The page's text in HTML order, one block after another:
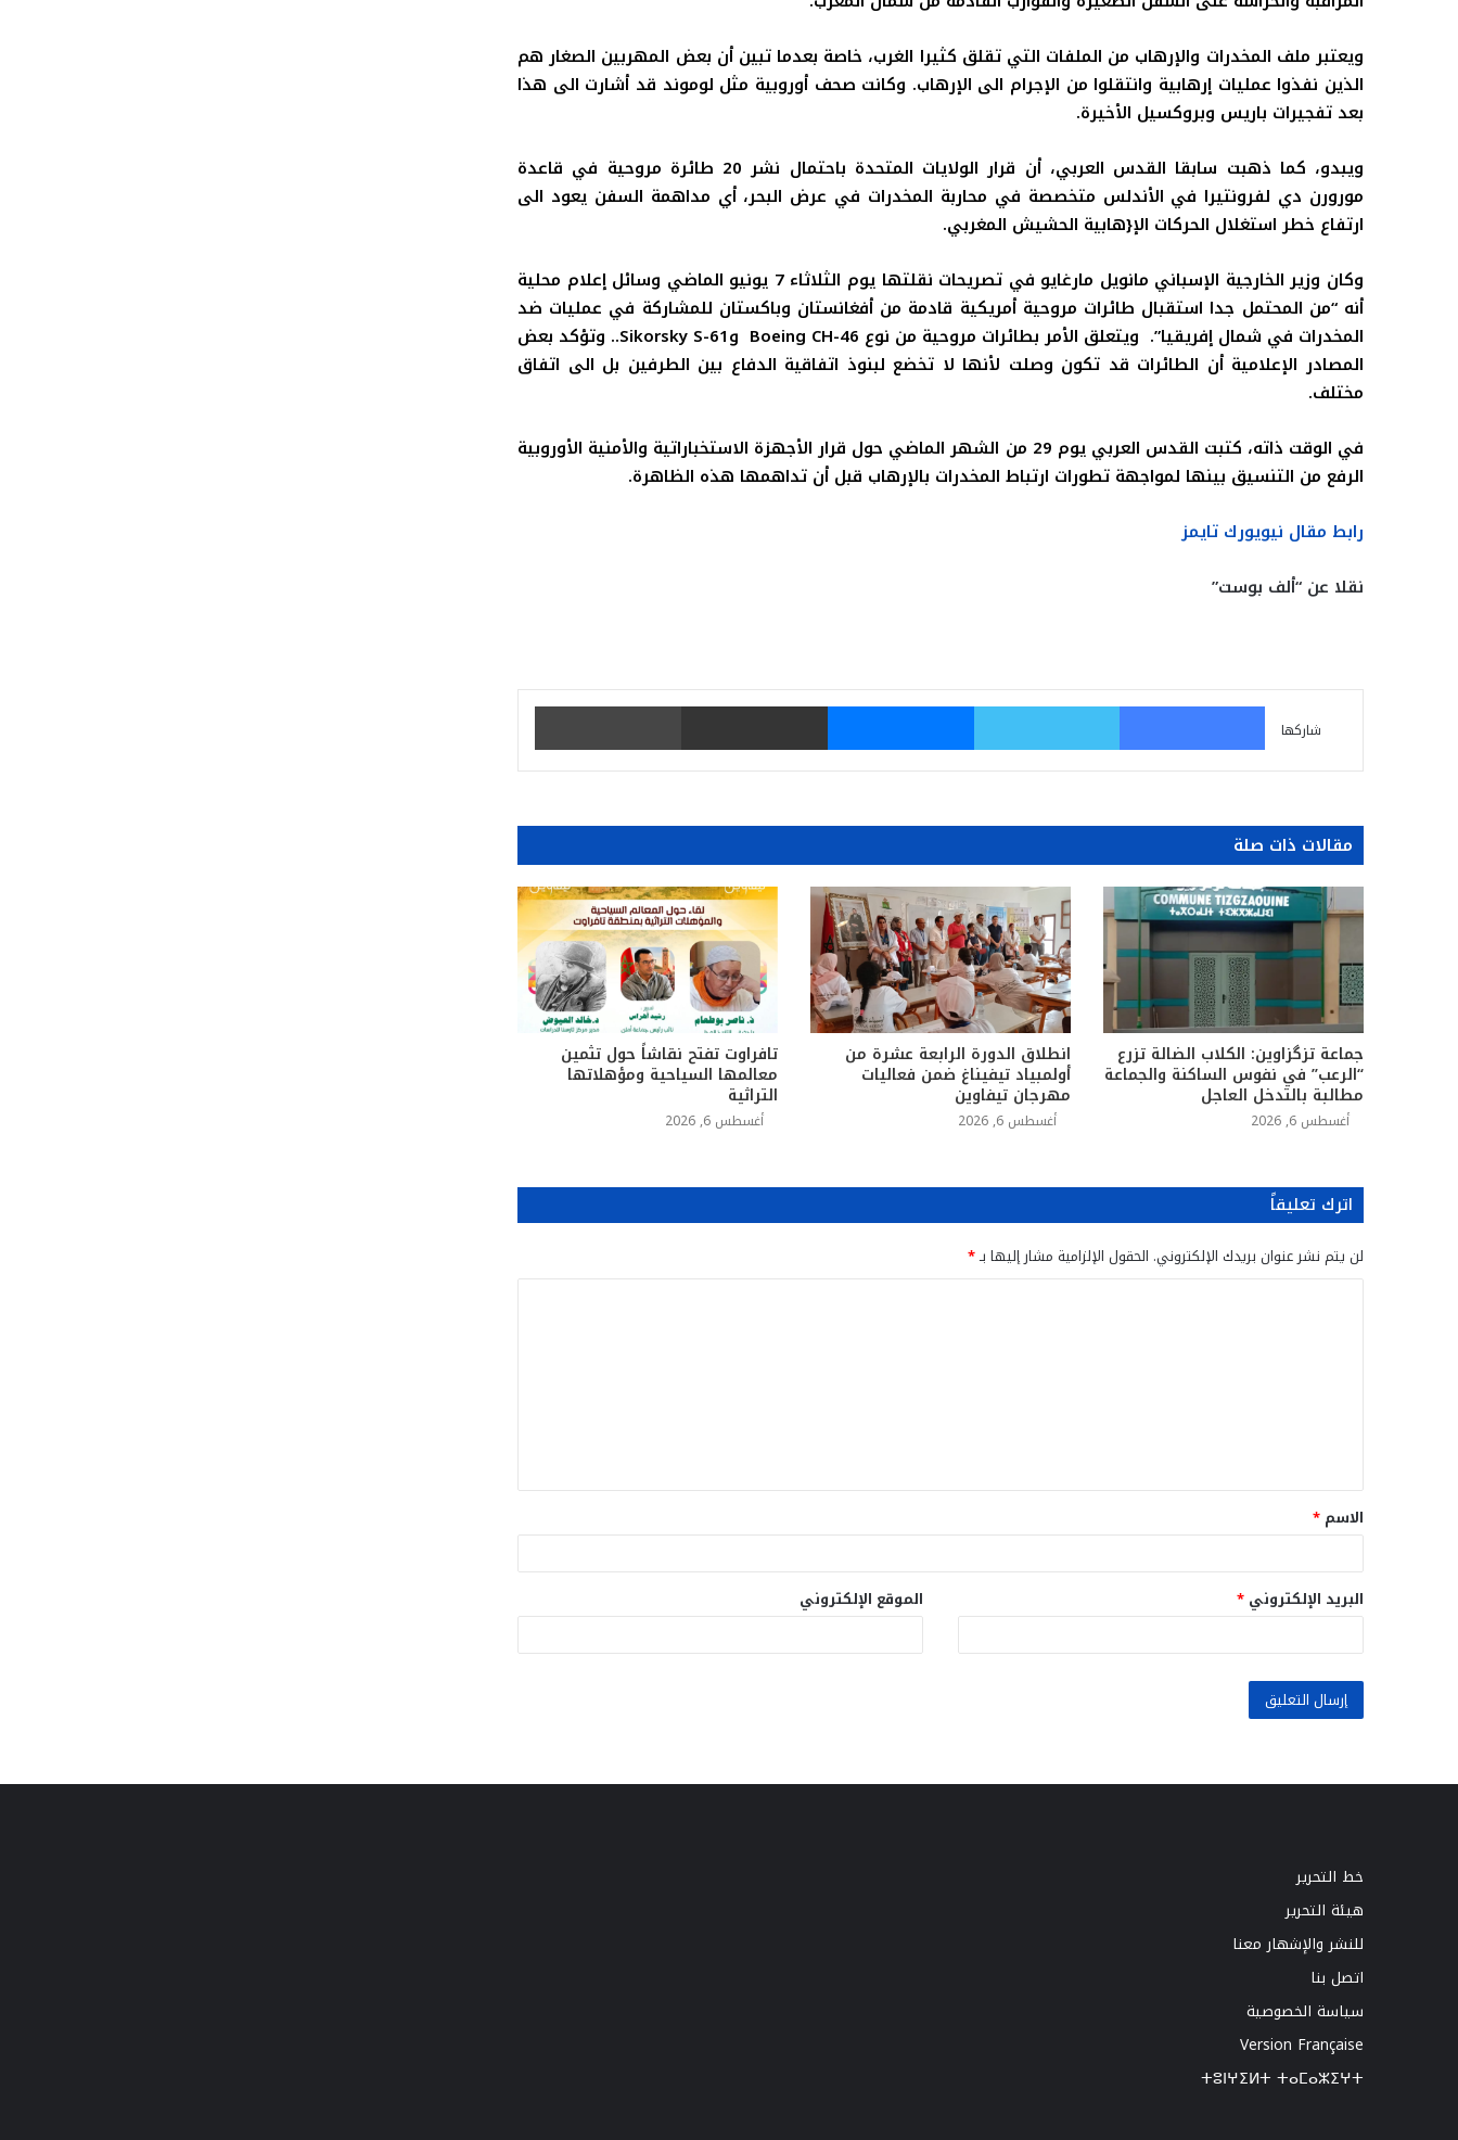
ويعتبر ملف المخدرات والإرهاب من الملفات التي تقلق كثيرا الغرب، خاصة بعدما تبين أن بعض المهربين الصغار هم
الذين نفذوا عمليات إرهابية وانتقلوا من الإجرام الى الإرهاب. وكانت صحف أوروبية مثل لوموند قد أشارت الى هذا
بعد تفجيرات باريس وبروكسيل الأخيرة.
ويبدو، كما ذهبت سابقا القدس العربي، أن قرار الولايات المتحدة باحتمال نشر 20 طائرة مروحية في قاعدة
مورورن دي لفرونتيرا في الأندلس متخصصة في محاربة المخدرات في عرض البحر، أي مداهمة السفن يعود الى
ارتفاع خطر استغلال الحركات الإ{هابية الحشيش المغربي.
وكان وزير الخارجية الإسباني مانويل مارغايو في تصريحات نقلتها يوم الثلاثاء 7 يونيو الماضي وسائل إعلام محلية
أنه “من المحتمل جدا استقبال طائرات مروحية أمريكية قادمة من أفغانستان وباكستان للمشاركة في عمليات ضد
المخدرات في شمال إفريقيا”. ويتعلق الأمر بطائرات مروحية من نوع
وSikorsky S-61.. وتؤكد بعض
المصادر الإعلامية أن الطائرات قد تكون وصلت لأنها لا تخضع لبنوذ اتفاقية الدفاع بين الطرفين بل الى اتفاق
مختلف.
في الوقت ذاته، كتبت القدس العربي يوم 29 من الشهر الماضي حول قرار الأجهزة الاستخباراتية والأمنية الأوروبية
الرفع من التنسيق بينها لمواجهة تطورات ارتباط المخدرات بالإرهاب قبل أن تداهمها هذه الظاهرة.
رابط مقال نيويورك تايمز
نقلا عن “ألف بوست”
شاركها
فيسبوك تويتر ماسنجر مشاركة عبر البريد
مقالات ذات صلة
جماعة تزگزاوين: الكلاب الضالة تزرع
“الرعب” في نفوس الساكنة والجماعة
مطالبة بالتدخل العاجل
أغسطس 6, 2026
انطلاق الدورة الرابعة عشرة من
أولمبياد تيفيناغ ضمن فعاليات
مهرجان تيفاوين
أغسطس 6, 2026
تافراوت تفتح نقاشاً حول تثمين
معالمها السياحية ومؤهلاتها
التراثية
أغسطس 6, 2026
اترك تعليقاً
لن يتم نشر عنوان بريدك الإلكتروني. الحقول الإلزامية مشار إليها بـ*
ق
*
الاسم *
البريد الإلكتروني * الموقع الإلكتروني
خط التحرير
هيئة التحرير
للنشر والإشهار معنا
اتصل بنا
سياسة الخصوصية
Version Française
ⵜⵓⵏⵖⵉⵍⵜ ⵜⴰⵎⴰⵣⵉⵖⵜ